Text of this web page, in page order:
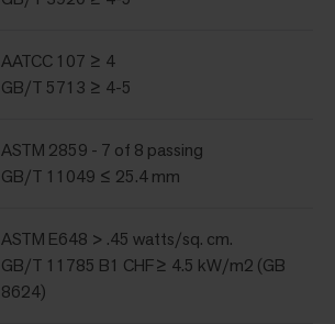
AATCC 107 ≥ 4
GB/T 5713 ≥ 4-5
ASTM 2859 - 7 of 8 passing
GB/T 11049 ≤ 25.4 mm
ASTM E648 > .45 watts/sq. cm.
GB/T 11785 B1 CHF≥ 4.5 kW/m2 (GB
8624)